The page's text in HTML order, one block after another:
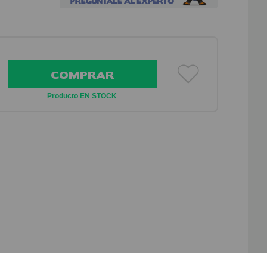
COMPRAR
Producto EN STOCK